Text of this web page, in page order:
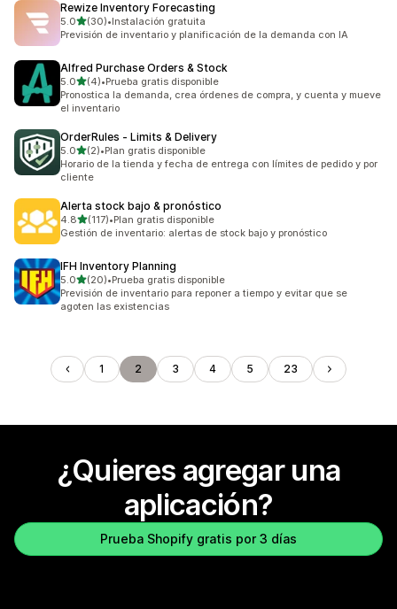
Rewize Inventory Forecasting
5.0de 5 estrellas
(30)
30 reseñas en total
•Instalación gratuita
Previsión de inventario y planificación de la demanda con IA
Alfred Purchase Orders & Stock
5.0de 5 estrellas
(4)
4 reseñas en total
•Prueba gratis disponible
Pronostica la demanda, crea órdenes de compra, y cuenta y mueve
el inventario
OrderRules ‑ Limits & Delivery
5.0de 5 estrellas
(2)
2 reseñas en total
•Plan gratis disponible
Horario de la tienda y fecha de entrega con límites de pedido y por
cliente
Alerta stock bajo & pronóstico
4.8de 5 estrellas
(117)
117 reseñas en total
•Plan gratis disponible
Gestión de inventario: alertas de stock bajo y pronóstico
IFH Inventory Planning
5.0de 5 estrellas
(20)
20 reseñas en total
•Prueba gratis disponible
Previsión de inventario para reponer a tiempo y evitar que se
agoten las existencias
1 2 3 4 5 23
¿Quieres agregar una
aplicación?
Prueba Shopify gratis por 3 días